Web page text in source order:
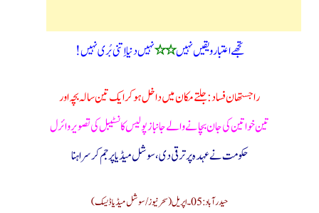
تجھے اعتبار و یقیں نہیں٭٭نہیں دنیا اِتنی بُری نہیں!
راجستھان فساد: جلتے مکان میں داخل ہوکر ایک تین سالہ بچہ اور
تین خواتین کی جان بچانے والے جانباز پولیس کانسٹیبل کی تصویر وائرل
حکومت نے عہدہ پر ترقی دی،سوشل میڈیا پر جم کر سراہنا
حیدرآباد:05۔اپریل(سحرنیوز/سوشل میڈیا ڈیسک)